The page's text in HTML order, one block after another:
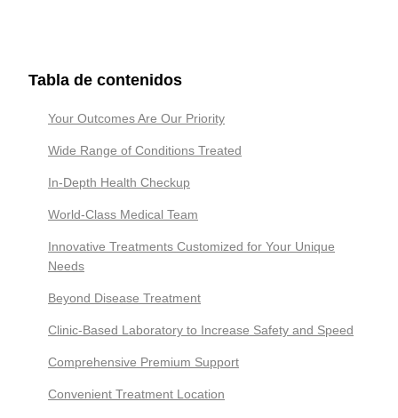
Tabla de contenidos
Your Outcomes Are Our Priority
Wide Range of Conditions Treated
In-Depth Health Checkup
World-Class Medical Team
Innovative Treatments Customized for Your Unique
Needs
Beyond Disease Treatment
Clinic-Based Laboratory to Increase Safety and Speed
Comprehensive Premium Support
Convenient Treatment Location